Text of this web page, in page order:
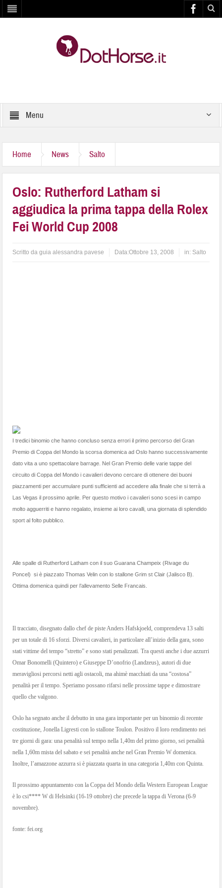
Menu
Home News Salto
Oslo: Rutherford Latham si
aggiudica la prima tappa della Rolex
Fei World Cup 2008
Scritto daguia alessandra pavese Data:Ottobre 13, 2008 in: Salto
I tredici binomio che hanno concluso senza errori il primo percorso del Gran
Premio di Coppa del Mondo la scorsa domenica ad Oslo hanno successivamente
dato vita a uno spettacolare barrage. Nel Gran Premio delle varie tappe del
circuito di Coppa del Mondo i cavalieri devono cercare di ottenere dei buoni
piazzamenti per accumulare punti sufficienti ad accedere alla finale che si terrà a
Las Vegas il prossimo aprile. Per questo motivo i cavalieri sono scesi in campo
molto agguerriti e hanno regalato, insieme ai loro cavalli, una giornata di splendido
sport al folto pubblico.
Alle spalle di Rutherford Latham con il suo Guarana Champeix (Rivage du
Poncel)
si è piazzato Thomas Velin con lo stallone Grim st Clair (Jalisco B).
Ottima domenica quindi per l’allevamento Selle Francais.
Il tracciato, disegnato dallo chef de piste Anders Hafskjoeld, comprendeva 13 salti
per un totale di 16 sforzi. Diversi cavalieri, in particolare all’inizio della gara, sono
stati vittime del tempo “stretto” e sono stati penalizzati. Tra questi anche i due azzurri
Omar Bonomelli (Quintero) e Giuseppe D’onofrio (Landzeus), autori di due
meravigliosi percorsi netti agli ostacoli, ma ahimè macchiati da una “costosa”
penalità per il tempo.Speriamo possano rifarsi nelle prossime tappe e dimostrare
quello che valgono.
Oslo ha segnato anche il debutto in una gara importante per un binomio di recente
costituzione, Jonella Ligresti con lo stallone Toulon. Positivo il loro rendimento nei
tre giorni di gara: una penalità sul tempo nella 1,40m del primo giorno, sei penalità
nella 1,60m mista del sabato e sei penalità anche nel Gran Premio W domenica.
Inoltre, l’amazzone azzurra si è piazzata quarta in una categoria 1,40m con Quinta.
Il prossimo appuntamento con la Coppa del Mondo della Western European League
è lo csi**** W di Helsinki (16-19 ottobre) che precede la tappa di Verona (6-9
novembre).
fonte: fei.org